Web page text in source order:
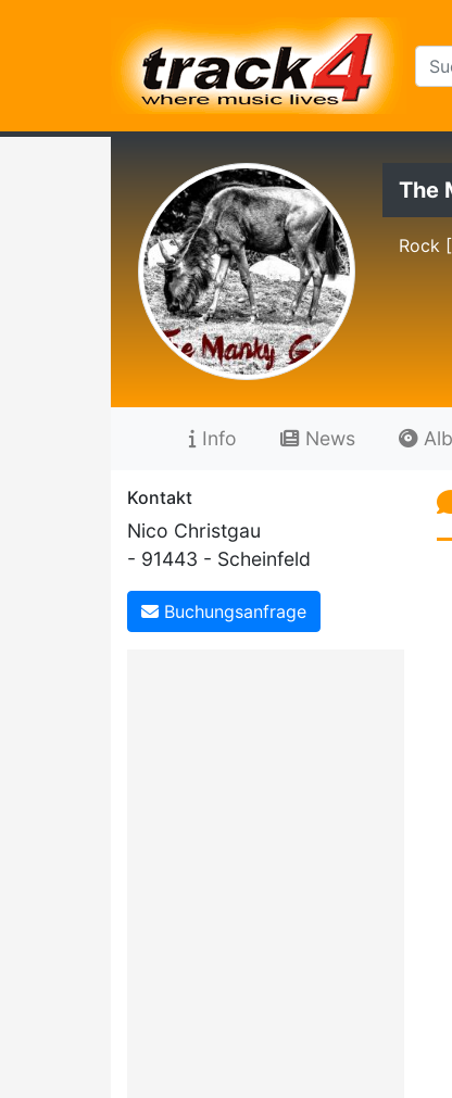
The
Rock
Info News
Kontakt
Nico Christgau
- 91443 - Scheinfeld
Buchungsanfrage